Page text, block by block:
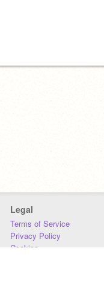
Legal
Terms of Service
Privacy Policy
Cookies